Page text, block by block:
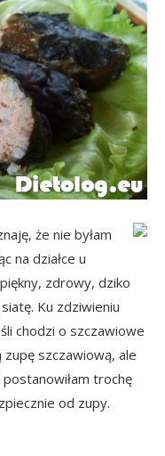
że nie byłam
na działce u
zdrowy, dziko
Ku zdziwieniu
chodzi o szczawiowe
szczawiową, ale
trochę
od zupy.